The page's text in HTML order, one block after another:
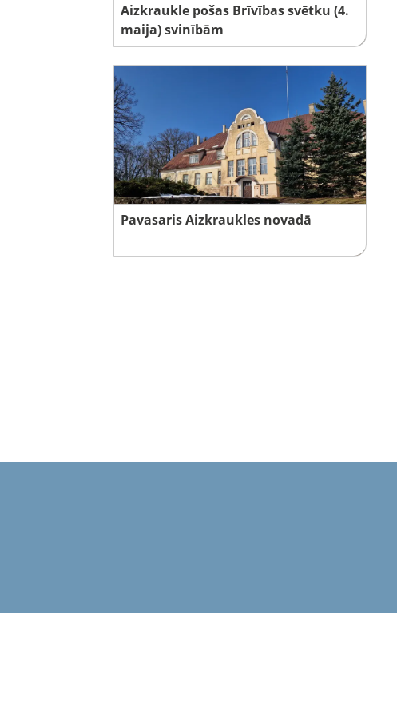
Aizkraukle pošas Brīvības svētku (4.
maija) svinībām
Pavasaris Aizkraukles novadā